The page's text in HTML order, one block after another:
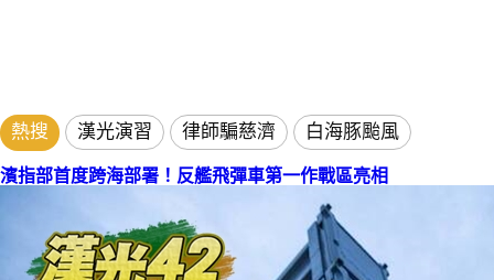
熱搜 漢光演習 律師騙慈濟 白海豚颱風
濱指部首度跨海部署！反艦飛彈車第一作戰區亮相